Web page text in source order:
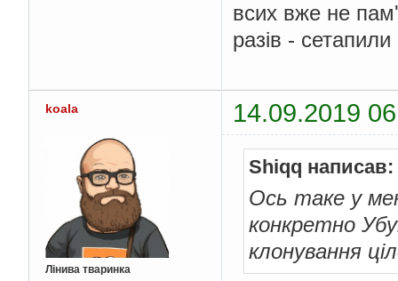
всих вже не
разів -
koala 14.09.2019
Лінива тваринка
Shiqq написав:
Ось таке у
конкретно
клонування